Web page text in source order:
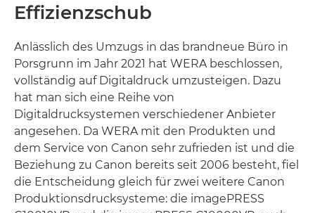
Effizienzschub
Anlässlich des Umzugs in das brandneue Büro in
Porsgrunn im Jahr 2021 hat WERA beschlossen,
vollständig auf Digitaldruck umzusteigen. Dazu
hat man sich eine Reihe von
Digitaldrucksystemen verschiedener Anbieter
angesehen. Da WERA mit den Produkten und
dem Service von Canon sehr zufrieden ist und die
Beziehung zu Canon bereits seit 2006 besteht, fiel
die Entscheidung gleich für zwei weitere Canon
Produktionsdrucksysteme: die imagePRESS